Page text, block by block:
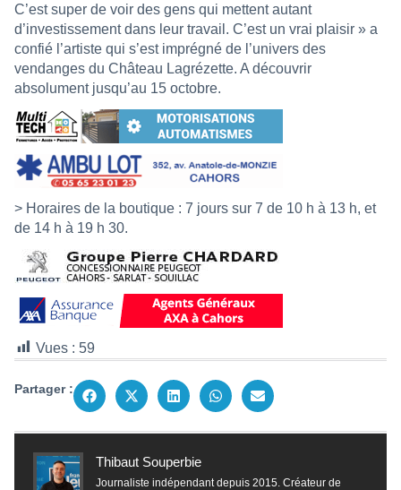
C’est super de voir des gens qui mettent autant
d’investissement dans leur travail. C’est un vrai plaisir » a
confié l’artiste qui s’est imprégné de l’univers des
vendanges du Château Lagrézette. A découvrir
absolument jusqu’au 15 octobre.
> Horaires de la boutique : 7 jours sur 7 de 10 h à 13 h, et
de 14 h à 19 h 30.
Vues : 59
Partager :
Thibaut Souperbie
Journaliste indépendant depuis 2015. Créateur de